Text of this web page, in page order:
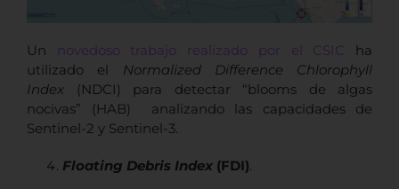
Un novedoso trabajo realizado por el CSIC
ha
utilizado el Normalized Difference Chlorophyll
Index (NDCI) para detectar “blooms de algas
nocivas” (HAB) analizando las capacidades de
Sentinel-2 y Sentinel-3.
Floating Debris Index (FDI).